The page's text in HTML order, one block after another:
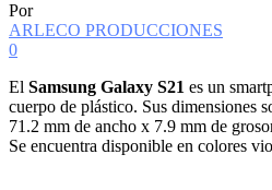
Por
ARLECO PRODUCCIONES
0
El Samsung Galaxy S21 es un
cuerpo de plástico. Sus dimensiones
71.2 mm de ancho x 7.9 mm de
Se encuentra disponible en colores